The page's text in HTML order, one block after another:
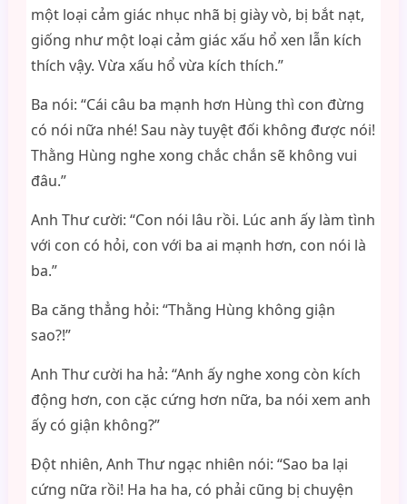
một loại cảm giác nhục nhã bị giày vò, bị bắt nạt,
giống như một loại cảm giác xấu hổ xen lẫn kích
thích vậy. Vừa xấu hổ vừa kích thích.”
Ba nói: “Cái câu ba mạnh hơn Hùng thì con đừng
có nói nữa nhé! Sau này tuyệt đối không được nói!
Thằng Hùng nghe xong chắc chắn sẽ không vui
đâu.”
Anh Thư cười: “Con nói lâu rồi. Lúc anh ấy làm tình
với con có hỏi, con với ba ai mạnh hơn, con nói là
ba.”
Ba căng thẳng hỏi: “Thằng Hùng không giận
sao?!”
Anh Thư cười ha hả: “Anh ấy nghe xong còn kích
động hơn, con cặc cứng hơn nữa, ba nói xem anh
ấy có giận không?”
Đột nhiên, Anh Thư ngạc nhiên nói: “Sao ba lại
cứng nữa rồi! Ha ha ha, có phải cũng bị chuyện